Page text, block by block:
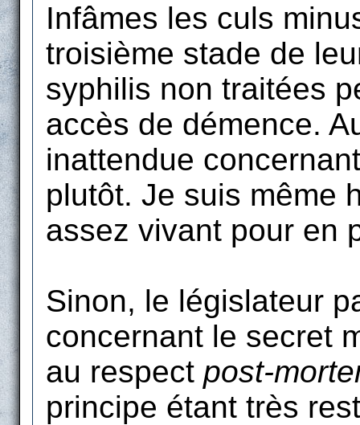
Infâmes les culs
troisième stade de
syphilis non traitées
accès de démence.
inattendue
plutôt. Je suis même
assez vivant pour en
Sinon, le législateur
concernant le secret
au respect post-
principe étant très